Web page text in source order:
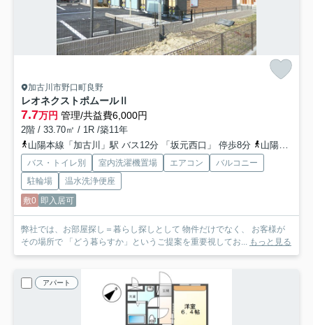
加古川市野口町良野
レオネクストポムールⅡ
7.7万円 管理/共益費6,000円
2階 / 33.70㎡ / 1R /築11年
山陽本線「加古川」駅 バス12分 「坂元西口」 停歩8分
山陽本線「加古川」駅 徒歩22分
バス・トイレ別 室内洗濯機置場 エアコン
バルコニー
駐輪場
温水洗浄便座
敷0 即入居可
弊社では、お部屋探し＝暮らし探しとして 物件だけでなく、 お客様が
その場所で 「どう暮らすか」というご提案を重要視してお... もっと見る
アパート